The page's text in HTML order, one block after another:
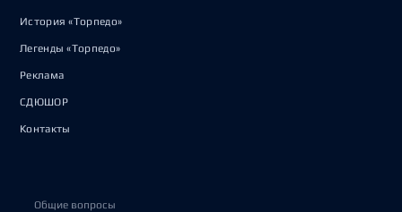
История «Торпедо»
Легенды «Торпедо»
Реклама
СДЮШОР
Контакты
Общие вопросы